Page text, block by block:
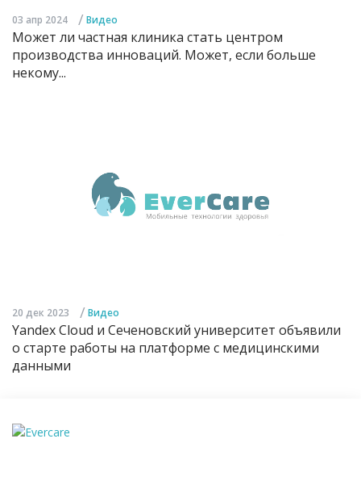
03 апр 2024 / Видео
Может ли частная клиника стать центром
производства инноваций. Может, если больше
некому...
20 дек 2023 / Видео
Yandex Cloud и Сеченовский университет объявили
о старте работы на платформе с медицинскими
данными